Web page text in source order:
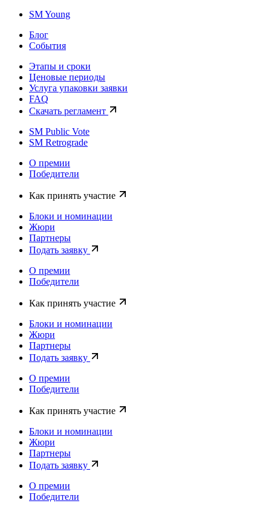
SM Young
Блог
События
Этапы и сроки
Ценовые периоды
Услуга упаковки заявки
FAQ
Скачать регламент
SM Public Vote
SM Retrograde
О премии
Победители
Как принять участие
Блоки и номинации
Жюри
Партнеры
Подать заявку
О премии
Победители
Как принять участие
Блоки и номинации
Жюри
Партнеры
Подать заявку
О премии
Победители
Как принять участие
Блоки и номинации
Жюри
Партнеры
Подать заявку
О премии
Победители